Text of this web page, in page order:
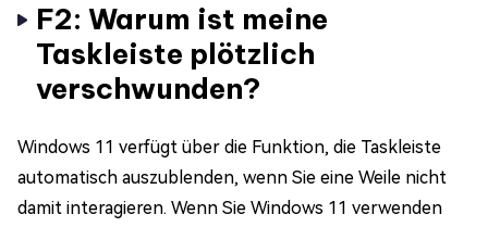
F2: Warum ist meine
Taskleiste plötzlich
verschwunden?
Windows 11 verfügt über die Funktion, die Taskleiste
automatisch auszublenden, wenn Sie eine Weile nicht
damit interagieren. Wenn Sie Windows 11 verwenden